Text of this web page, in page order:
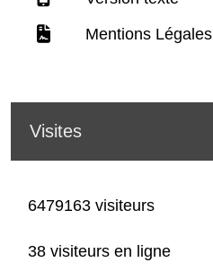
Mentions Légales
Visites
6479163 visiteurs
38 visiteurs en ligne